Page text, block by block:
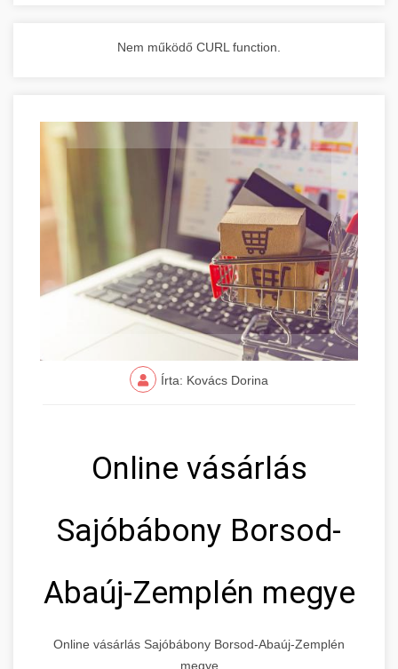
Nem működő CURL function.
Írta: Kovács Dorina
Online vásárlás
Sajóbábony Borsod-
Abaúj-Zemplén megye
Online vásárlás Sajóbábony Borsod-Abaúj-Zemplén
megye